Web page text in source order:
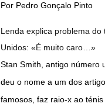
Por Pedro Gonçalo Pinto
Lenda explica problema do
Unidos: «É muito caro…»
Stan Smith, antigo número
deu o nome a um dos
famosos, faz raio-x ao ténis